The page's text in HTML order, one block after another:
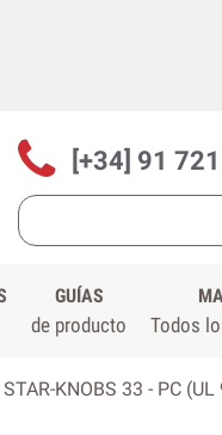
[+34] 91
GUÍAS
de producto Todos
KNOBS 33 - PC